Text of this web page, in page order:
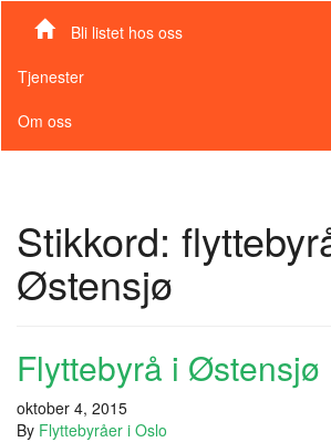
Bli listet hos oss
Tjenester
Om oss
Stikkord:
Østensjø
Flyttebyrå i Østensjø
oktober 4, 2015
By Flyttebyråer i Oslo